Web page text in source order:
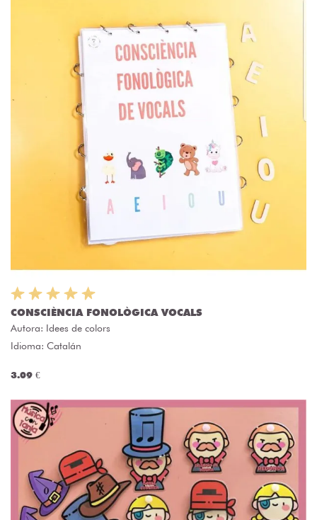
CONSCIÈNCIA FONOLÒGICA VOCALS
Autora: Idees de colors
Idioma: Catalán
3.09 €